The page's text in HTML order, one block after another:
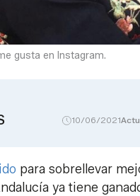
gusta en Instagram.
10/06/2021
para sobrellevar
ya tiene